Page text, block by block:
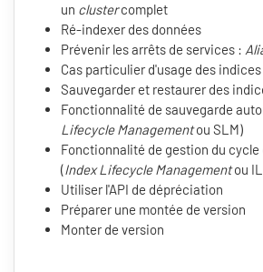
un clustercomplet
Ré-indexer des données
Prévenir les arrêts de services :
Cas particulier d'usage des
Sauvegarder et restaurer des
Fonctionnalité de sauvegarde
Lifecycle Managementou SLM)
Fonctionnalité de gestion du
(Index Lifecycle Managementou
Utiliser l'API de dépréciation
Préparer une montée de version
Monter de version